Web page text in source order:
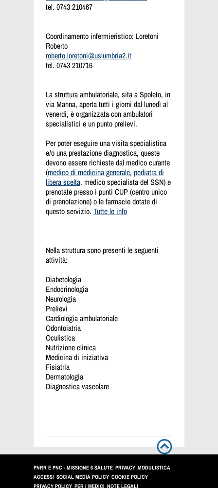
tel. 0743 210467
Coordinamento infermieristico: Loretoni
Roberto
roberto.loretoni@uslumbria2.it
tel. 0743 210716
La struttura ambulatoriale, sita a Spoleto, in
via Manna, aperta tutti i giorni dal lunedì al
venerdì, è organizzata con ambulatori
specialistici e un punto prelievi.
Per poter eseguire una visita specialistica
e/o una prestazione diagnostica, queste
devono essere richieste dal medico curante
(medico di medicina generale, pediatra di
libera scelta, medico specialista del SSN) e
prenotate presso i punti CUP (centro unico
di prenotazione) o le farmacie dotate di
questo servizio. Tutte le info
Nella struttura sono presenti le seguenti
attività:
Diabetologia
Endocrinologia
Neurologia
Prelievi
Cardiologia ambulatoriale
Odontoiatria
Oculistica
Nutrizione clinica
Medicina di iniziativa
Fisiatria
Dermatologia
Diagnostica vascolare
PNRR E PNC - MISSIONE 6 SALUTE PRIVACY MODULISTICA
ACCESSI SOCIAL MEDIA POLICY COOKIE POLICY
PRIVACY POLICY PER I MEDICI NOTE LEGALI